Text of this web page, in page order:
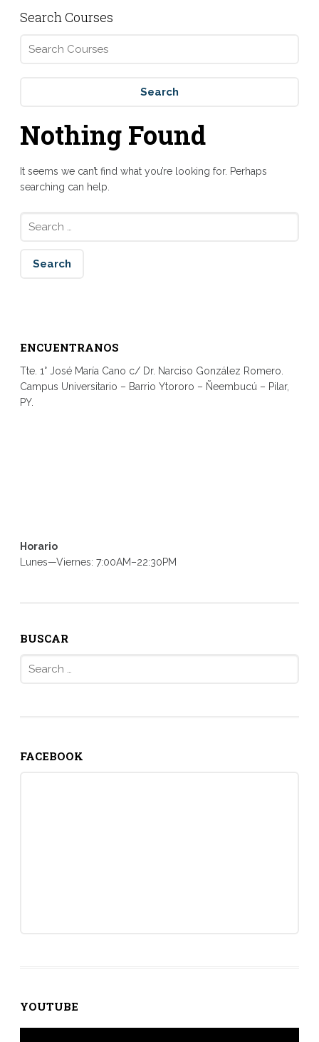
Search Courses
Nothing Found
It seems we can’t find what you’re looking for. Perhaps
searching can help.
ENCUENTRANOS
Tte. 1° José María Cano c/ Dr. Narciso González Romero.
Campus Universitario – Barrio Ytororo – Ñeembucú – Pilar,
PY.
Horario
Lunes—Viernes: 7:00AM–22:30PM
BUSCAR
FACEBOOK
YOUTUBE